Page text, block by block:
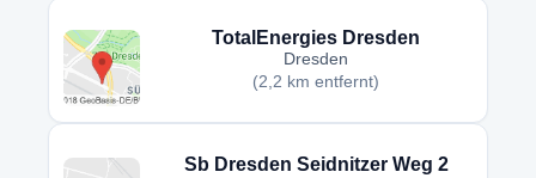
TotalEnergies Dresden
Dresden
(2,2 km entfernt)
Sb Dresden Seidnitzer Weg 2